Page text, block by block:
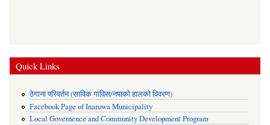
Quick Links
ठेगाना परिवर्तन (साविक गाविस/नपाको हालको विवरण)
Facebook Page of Inaruwa Municipality
Local Governence and Community Development Program